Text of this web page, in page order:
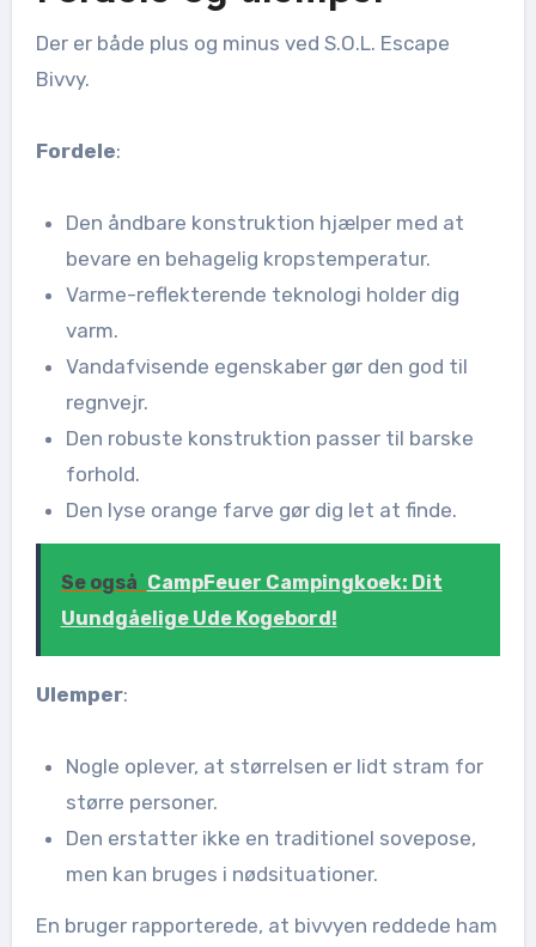
Der er både plus og minus ved S.O.L. Escape
Bivvy.
Fordele:
Den åndbare konstruktion hjælper med at
bevare en behagelig kropstemperatur.
Varme-reflekterende teknologi holder dig
varm.
Vandafvisende egenskaber gør den god til
regnvejr.
Den robuste konstruktion passer til barske
forhold.
Den lyse orange farve gør dig let at finde.
Se også CampFeuer Campingkoek: Dit
Uundgåelige Ude Kogebord!
Ulemper:
Nogle oplever, at størrelsen er lidt stram for
større personer.
Den erstatter ikke en traditionel sovepose,
men kan bruges i nødsituationer.
En bruger rapporterede, at bivvyen reddede ham